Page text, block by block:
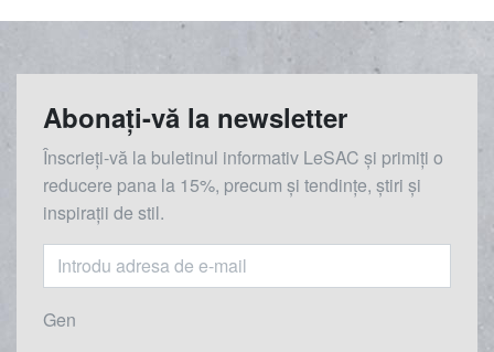
Abonați-vă la newsletter
Înscrieți-vă la buletinul informativ LeSAC și primiți o
reducere pana la 15%, precum și tendințe, știri și
inspirații de stil.
Gen